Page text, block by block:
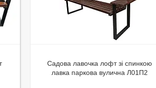
Садова лавочка лофт зі спинкою
лавка паркова вулична Л01П2